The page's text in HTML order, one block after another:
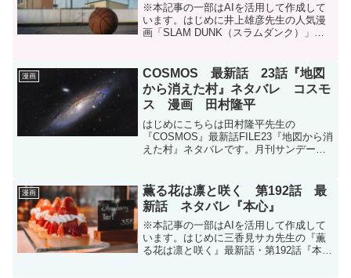
※本記事の一部はAIを活用して作成して
います。はじめに井上雄彦先生の人気漫
画「SLAM DUNK（スラムダンク）」
わたり電子書籍化されてこなかった本作
が、なぜ今に...
漫画
COSMOS 最新話 23話『地図
から消えた村』ネタバレ コスモ
ス 漫画 田村隆平
はじめにこちらは田村隆平先生の
『COSMOS』最新話FILE23『地図から消
えた村』ネタバレです。月刊サンデーGX
発売）月刊サンデーGX 2025...
漫画
薫る花は凛と咲く 第192話 最
新話 ネタバレ『本心』
※本記事の一部はAIを活用して作成して
います。はじめに三香見サカ先生の『薫
る花は凛と咲く』最新話・第192話『本